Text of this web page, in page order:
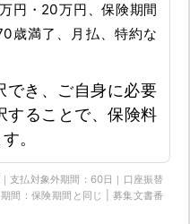
円・20万円、保険期間
歳満了、月払、特約な
でき、ご自身に必要
することで、保険料
。
支払対象外期間：60日｜口座振替
間：保険期間と同じ | 募集文書番